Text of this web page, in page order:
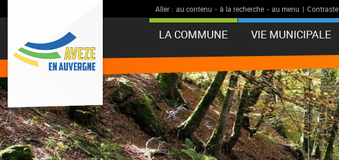
Aller : au contenu - à la recherche - au menu | Contraste
LA COMMUNE VIE MUNICIPALE